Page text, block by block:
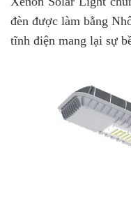
đèn được làm bằng
tĩnh điện mang lại sự